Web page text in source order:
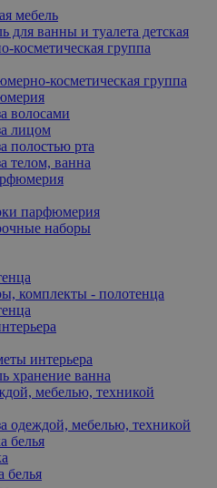
мебель
для ванны и туалета детская
косметическая группа
косметическая группа
волосами
лицом
полостью рта
телом, ванна
парфюмерия
наборы
комплекты - полотенца
интерьера
хранение ванна
мебелью, техникой
одеждой, мебелью, техникой
белья
белья